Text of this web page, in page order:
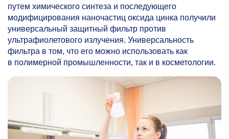
путем химического синтеза и последующего
модифицирования наночастиц оксида цинка получили
универсальный защитный фильтр против
ультрафиолетового излучения. Универсальность
фильтра в том, что его можно использовать как
в полимерной промышленности, так и в косметологии.